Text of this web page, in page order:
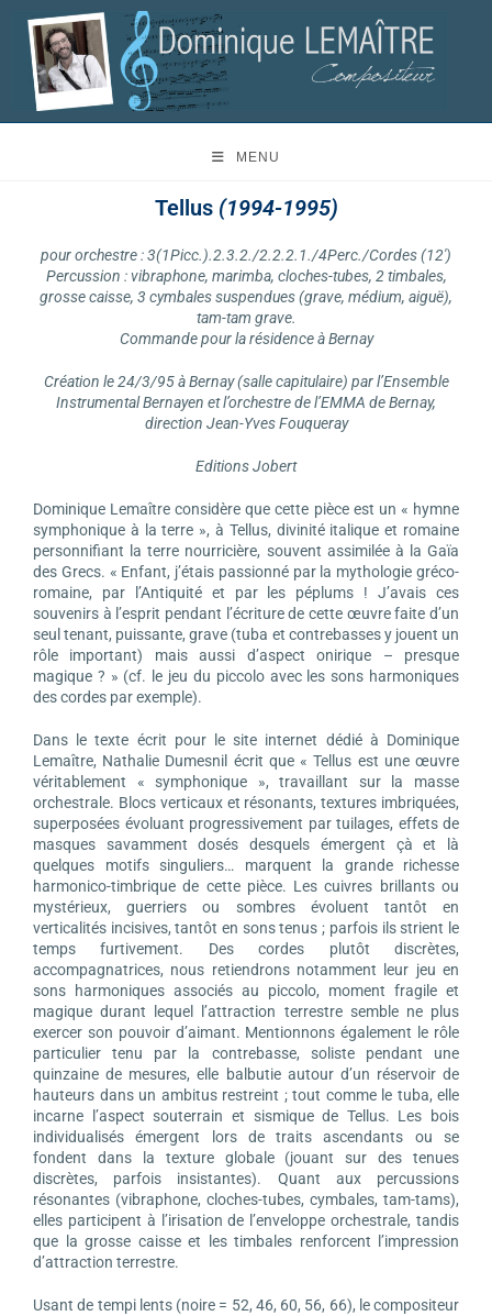
MENU
Tellus (1994-1995)
pour orchestre : 3(1Picc.).2.3.2./2.2.2.1./4Perc./Cordes (12′)
Percussion : vibraphone, marimba, cloches-tubes, 2 timbales,
grosse caisse, 3 cymbales suspendues (grave, médium, aiguë),
tam-tam grave.
Commande pour la résidence à Bernay
Création le 24/3/95 à Bernay (salle capitulaire) par l’Ensemble
Instrumental Bernayen et l’orchestre de l’EMMA de Bernay,
direction Jean-Yves Fouqueray
Editions Jobert
Dominique Lemaître considère que cette pièce est un « hymne
symphonique à la terre », à Tellus, divinité italique et romaine
personnifiant la terre nourricière, souvent assimilée à la Gaïa
des Grecs. « Enfant, j’étais passionné par la mythologie gréco-
romaine, par l’Antiquité et par les péplums ! J’avais ces
souvenirs à l’esprit pendant l’écriture de cette œuvre faite d’un
seul tenant, puissante, grave (tuba et contrebasses y jouent un
rôle important) mais aussi d’aspect onirique – presque
magique ? » (cf. le jeu du piccolo avec les sons harmoniques
des cordes par exemple).
Dans le texte écrit pour le site internet dédié à Dominique
Lemaître, Nathalie Dumesnil écrit que « Tellus est une œuvre
véritablement « symphonique », travaillant sur la masse
orchestrale. Blocs verticaux et résonants, textures imbriquées,
superposées évoluant progressivement par tuilages, effets de
masques savamment dosés desquels émergent çà et là
quelques motifs singuliers… marquent la grande richesse
harmonico-timbrique de cette pièce. Les cuivres brillants ou
mystérieux, guerriers ou sombres évoluent tantôt en
verticalités incisives, tantôt en sons tenus ; parfois ils strient le
temps furtivement. Des cordes plutôt discrètes,
accompagnatrices, nous retiendrons notamment leur jeu en
sons harmoniques associés au piccolo, moment fragile et
magique durant lequel l’attraction terrestre semble ne plus
exercer son pouvoir d’aimant. Mentionnons également le rôle
particulier tenu par la contrebasse, soliste pendant une
quinzaine de mesures, elle balbutie autour d’un réservoir de
hauteurs dans un ambitus restreint ; tout comme le tuba, elle
incarne l’aspect souterrain et sismique de Tellus. Les bois
individualisés émergent lors de traits ascendants ou se
fondent dans la texture globale (jouant sur des tenues
discrètes, parfois insistantes). Quant aux percussions
résonantes (vibraphone, cloches-tubes, cymbales, tam-tams),
elles participent à l’irisation de l’enveloppe orchestrale, tandis
que la grosse caisse et les timbales renforcent l’impression
d’attraction terrestre.
Usant de tempi lents (noire = 52, 46, 60, 56, 66), le compositeur